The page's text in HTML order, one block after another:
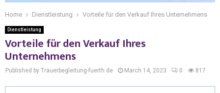
Home Dienstleistung Vorteile für den Verkauf Ihres Unternehmens
Dienstleistung
Vorteile für den Verkauf Ihres
Unternehmens
Published by Trauerbegleitung-fuerth.de March 14, 2023 0 817